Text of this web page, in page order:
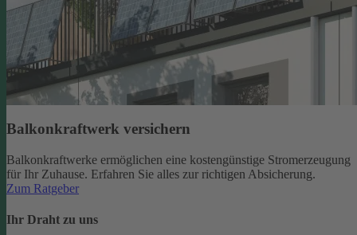
Balkonkraftwerk versichern
Balkonkraftwerke ermöglichen eine kostengünstige Stromerzeugung
für Ihr Zuhause. Erfahren Sie alles zur richtigen Absicherung.
Zum Ratgeber
Ihr Draht zu uns